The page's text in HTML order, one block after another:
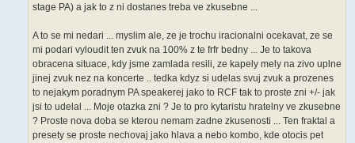
stage PA) a jak to z ni dostanes treba ve zkusebne ...
A to se mi nedari ... myslim ale, ze je trochu iracionalni ocekavat, ze se
mi podari vyloudit ten zvuk na 100% z te frfr bedny ... Je to takova
obracena situace, kdy jsme zamlada resili, ze kapely mely na zivo uplne
jinej zvuk nez na koncerte .. tedka kdyz si udelas svuj zvuk a prozenes
to nejakym poradnym PA speakerej jako to RCF tak to proste zni +/- jak
jsi to udelal ... Moje otazka zni ? Je to pro kytaristu hratelny ve zkusebne
? Proste nova doba se kterou nemam zadne zkusenosti ... Ten fraktal a
presety se proste nechovaj jako hlava a nebo kombo, kde otocis pet